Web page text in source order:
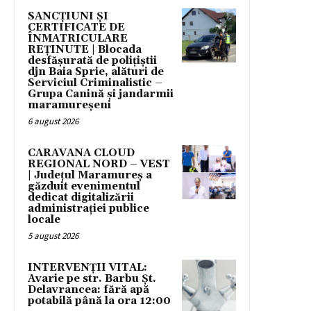
SANCȚIUNI ȘI
CERTIFICATE DE
ÎNMATRICULARE
REȚINUTE | Blocada
desfășurată de polițiștii
djn Baia Sprie, alături de
Serviciul Criminalistic –
Grupa Canină și jandarmii
maramureșeni
6 august 2026
CARAVANA CLOUD
REGIONAL NORD – VEST
| Județul Maramureș a
găzduit evenimentul
dedicat digitalizării
administrației publice
locale
5 august 2026
INTERVENȚII VITAL:
Avarie pe str. Barbu Șt.
Delavrancea: fără apă
potabilă până la ora 12:00